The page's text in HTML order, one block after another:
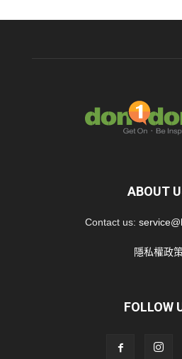
ABOUT
Contact us:
隱私權政
FOLLOW